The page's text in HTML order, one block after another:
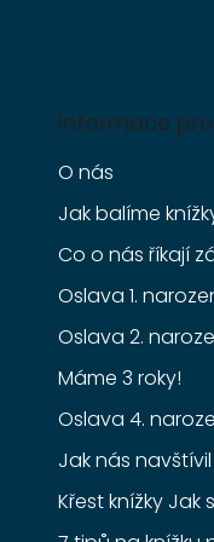
Informace
O nás
Jak balíme
Co o nás říkají
Oslava 1.
Oslava 2.
Máme 3 roky!
Oslava 4.
Jak nás
Křest knížky